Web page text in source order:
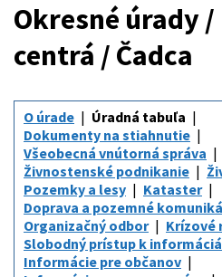
Okresné úrady
centrá / Čadca
O úrade
Úradná tabuľa
Dokumenty na stiahnutie
Všeobecná vnútorná správa
Živnostenské podnikanie
Pozemky a lesy
Kataster
Doprava a pozemné
Organizačný odbor
Krízové
Slobodný prístup k
Informácie pre občanov